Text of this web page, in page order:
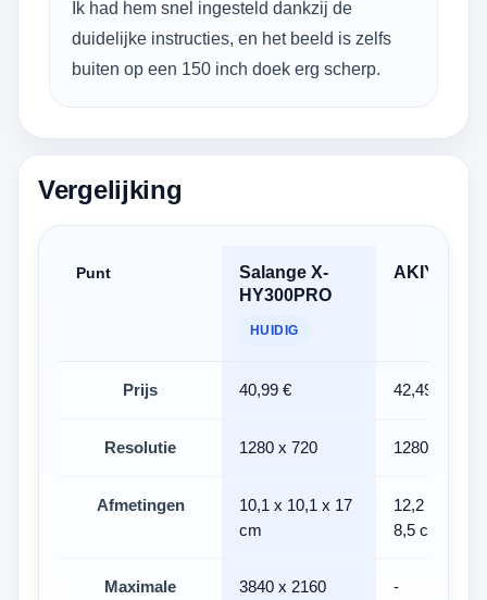
Ik had hem snel ingesteld dankzij de
duidelijke instructies, en het beeld is zelfs
buiten op een 150 inch doek erg scherp.
Vergelijking
Punt
Salange X-
HY300PRO
HUIDIG
AKIYO O1
Prijs 40,99 € 42,49 €
Resolutie 1280 x 720 1280 x 720
Afmetingen
10,1 x 10,1 x 17
cm
12,2 x 9,5 x
8,5 cm
Maximale
3840 x 2160 -